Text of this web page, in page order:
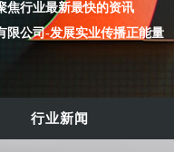
焦行业最新最快的资讯
限公司-发展实业传播正能量
行业新闻